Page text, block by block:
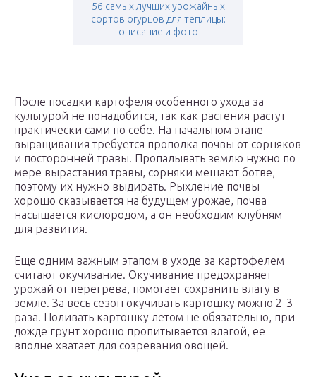
56 самых лучших урожайных
сортов огурцов для теплицы:
описание и фото
После посадки картофеля особенного ухода за
культурой не понадобится, так как растения растут
практически сами по себе. На начальном этапе
выращивания требуется прополка почвы от сорняков
и посторонней травы. Пропалывать землю нужно по
мере вырастания травы, сорняки мешают ботве,
поэтому их нужно выдирать. Рыхление почвы
хорошо сказывается на будущем урожае, почва
насыщается кислородом, а он необходим клубням
для развития.
Еще одним важным этапом в уходе за картофелем
считают окучивание. Окучивание предохраняет
урожай от перегрева, помогает сохранить влагу в
земле. За весь сезон окучивать картошку можно 2-3
раза. Поливать картошку летом не обязательно, при
дожде грунт хорошо пропитывается влагой, ее
вполне хватает для созревания овощей.